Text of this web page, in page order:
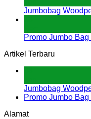
Jumbobag
Promo Jumbo
Artikel Terbaru
Jumbobag
Promo Jumbo
Alamat